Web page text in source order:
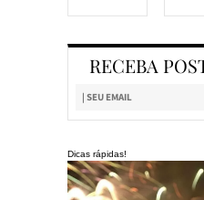
RECEBA
Dicas rápidas!